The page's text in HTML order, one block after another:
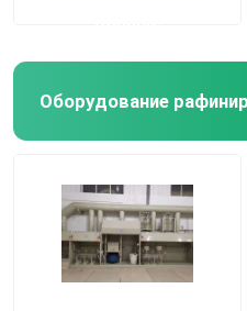
Продукты
О нас
Путешествие фабрики
Оборудование